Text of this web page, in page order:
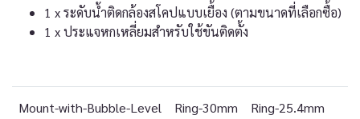
1 x ระดับน้ำติดกล้องสโคปแบบเยื้อง (ตามขนาดที่เลือกซื้อ)
1 x ประแจหกเหลี่ยมสำหรับใช้ขันติดตั้ง
Mount-with-Bubble-Level Ring-30mm
Ring-25.4mm